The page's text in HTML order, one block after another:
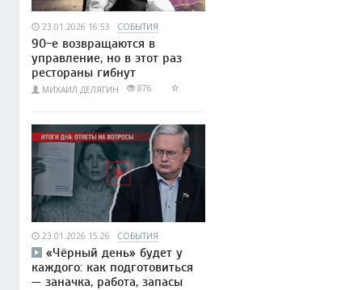
23.01.2026 16:53 СОБЫТИЯ
90-е возвращаются в
управление, но в этот раз
рестораны гибнут
МИХАИЛ ДЕЛЯГИН 876
23.01.2026 15:26 СОБЫТИЯ
«Чёрный день» будет у
каждого: как подготовиться
— заначка, работа, запасы